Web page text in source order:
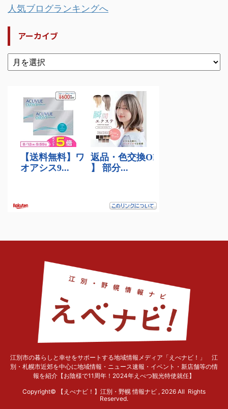
人気ブログランキングへ
アーカイブ
江別市の暮らしと幸せをサポートする地域情報メディア「えべナビ！」 江
別・札幌市近郊を中心に地域情報・ニュース速報・イベント・新店舗等の情
報を紹介【お陰様で11周年！2024年えべつ観光特使就任】
Copyright© 【えべナビ！】江別・野幌 情報ナビ , 2026 All Rights
Reserved.